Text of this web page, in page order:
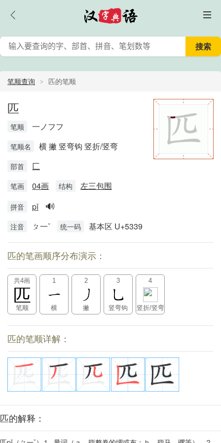
笔顺查询 匹的笔顺
匹
笔顺 一ノフフ
笔顺名 横 撇 竖弯钩 竖折/竖弯
部首 匚
笔画 04画 结构 左三包围
拼音 pǐ 🔊
注音 ㄆ一ˇ 统一码 基本区 U+5339
匹的笔画顺序分布演示：
共4画
匹
笔顺
1
横
2
撇
3
竖弯钩
4
竖折/竖弯
匹的笔顺详解：
匹的解释：